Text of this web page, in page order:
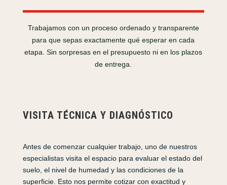
Trabajamos con un proceso ordenado y transparente
para que sepas exactamente qué esperar en cada
etapa. Sin sorpresas en el presupuesto ni en los plazos
de entrega.
VISITA TÉCNICA Y DIAGNÓSTICO
Antes de comenzar cualquier trabajo, uno de nuestros
especialistas visita el espacio para evaluar el estado del
suelo, el nivel de humedad y las condiciones de la
superficie. Esto nos permite cotizar con exactitud y